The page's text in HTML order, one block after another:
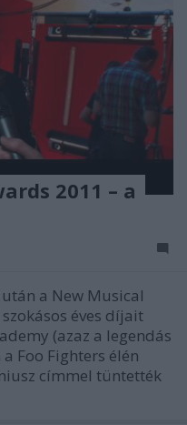
2011 – a
a New Musical
éves díjait
(azaz a legendás
Foo Fighters élén
címmel tüntették